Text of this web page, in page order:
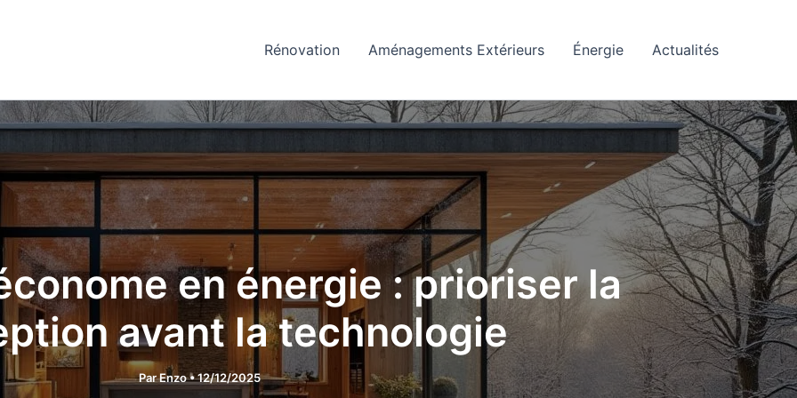
Rénovation Aménagements Extérieurs Énergie Actualités
en énergie : prioriser la
avant la technologie
ParEnzo•12/12/2025